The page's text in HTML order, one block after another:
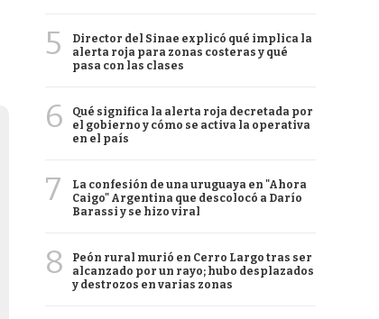
5
Director del Sinae explicó qué implica la
alerta roja para zonas costeras y qué
pasa con las clases
6
Qué significa la alerta roja decretada por
el gobierno y cómo se activa la operativa
en el país
7
La confesión de una uruguaya en "Ahora
Caigo" Argentina que descolocó a Darío
Barassi y se hizo viral
8
Peón rural murió en Cerro Largo tras ser
alcanzado por un rayo; hubo desplazados
y destrozos en varias zonas